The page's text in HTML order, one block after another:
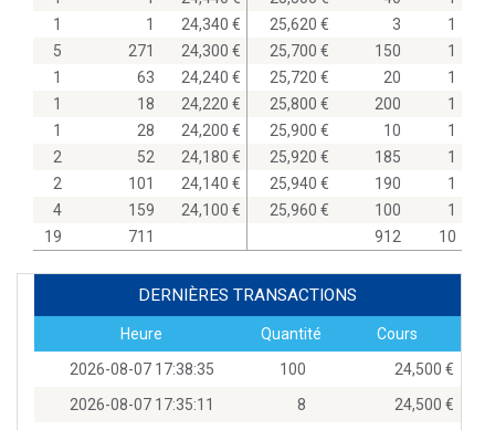
1
1
24,340
5
271
24,300
1
63
24,240
1
18
24,220
1
28
24,200
2
52
24,180
2
101
24,140
4
159
24,100
19
711
25,620
3
1
25,700
150
1
25,720
20
1
25,800
200
1
25,900
10
1
25,920
185
1
25,940
190
1
25,960
100
1
912
10
DERNIÈRES TRANSACTIONS
Heure Quantité
Cours
2026-08-07 17:38:35
100
24,500
2026-08-07 17:35:11
8
24,500